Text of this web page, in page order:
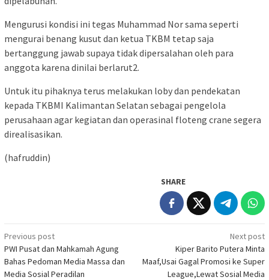
Mengurusi kondisi ini tegas Muhammad Nor sama seperti
mengurai benang kusut dan ketua TKBM tetap saja
bertanggung jawab supaya tidak dipersalahan oleh para
anggota karena dinilai berlarut2.
Untuk itu pihaknya terus melakukan loby dan pendekatan
kepada TKBMI Kalimantan Selatan sebagai pengelola
perusahaan agar kegiatan dan operasinal floteng crane segera
direalisasikan.
(hafruddin)
SHARE
Post
navigation
Previous post
PWI Pusat dan Mahkamah Agung
Bahas Pedoman Media Massa dan
Media Sosial Peradilan
Next post
Kiper Barito Putera Minta
Maaf,Usai Gagal Promosi ke Super
League,Lewat Sosial Media